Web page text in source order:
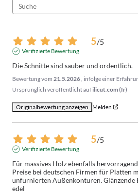
5/5
Verifizierte Bewertung
Die Schnitte sind sauber und ordentlich.
Bewertung vom 21.5.2026 , infolge einer
Ursprünglich veröffentlicht auf ilicut.com (fr)
Originalbewertung anzeigen Melden
5/5
Verifizierte Bewertung
Für massives Holz ebenfalls
Preise bei deutschen Firmen für Platten
unfurnierten Außenkonturen. Glänzende
edel